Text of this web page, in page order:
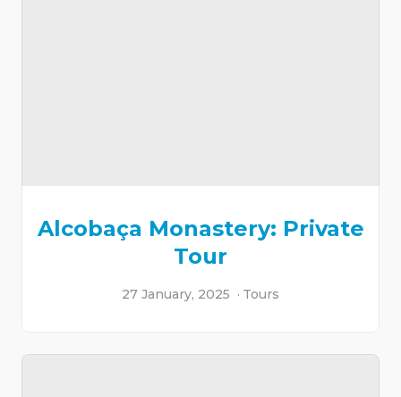
Alcobaça Monastery: Private
Tour
27 January, 2025 Tours